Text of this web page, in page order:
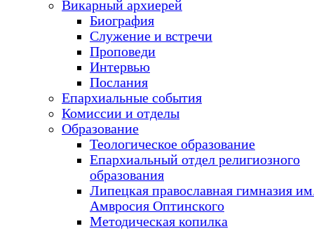
Викарный архиерей
Биография
Служение и встречи
Проповеди
Интервью
Послания
Епархиальные события
Комиссии и отделы
Образование
Теологическое образование
Епархиальный отдел религиозного
образования
Липецкая православная гимназия
Амвросия Оптинского
Методическая копилка